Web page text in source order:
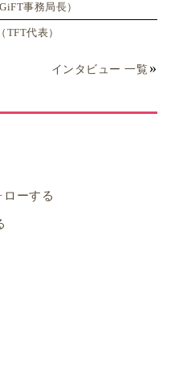
事務局長）
TFT代表）
インタビュー 一覧
ローする